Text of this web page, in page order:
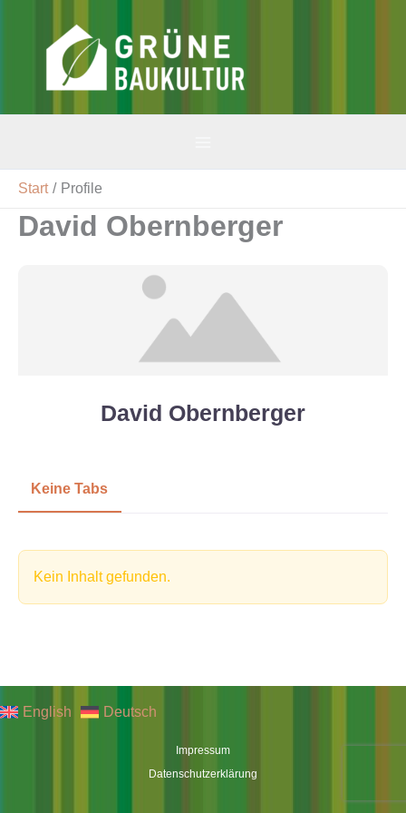
Start Profile
David Obernberger
David Obernberger
Keine Tabs
Kein Inhalt gefunden.
English Deutsch
Impressum
Datenschutzerklärung